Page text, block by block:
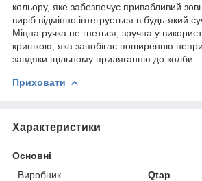
кольору, яке забезпечує привабливий
виріб відмінно інтегрується в будь-який
Міцна ручка не гнеться, зручна у
кришкою, яка запобігає поширенню
завдяки щільному приляганню до колби.
Приховати
Характеристики
Основні
Виробник
Qtap